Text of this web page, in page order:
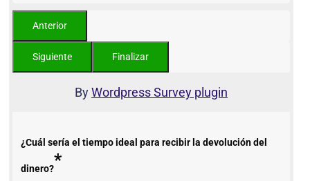
ByWordpress Survey plugin
¿Cuál sería el tiempo ideal para recibir la devolución del
dinero?*